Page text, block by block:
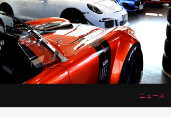
ニュース